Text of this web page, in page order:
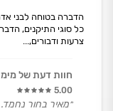
הדברה בטוחה לבני
כל סוגי התיקנים,
צרעות ודבורים,...
חוות דעת של
5.00
״מאיר בחור נחמד.